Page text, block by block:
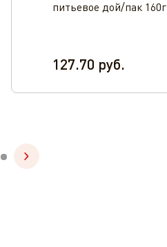
питьевое дой/пак 160г
127.70 руб.